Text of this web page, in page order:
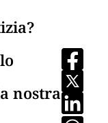
nostra